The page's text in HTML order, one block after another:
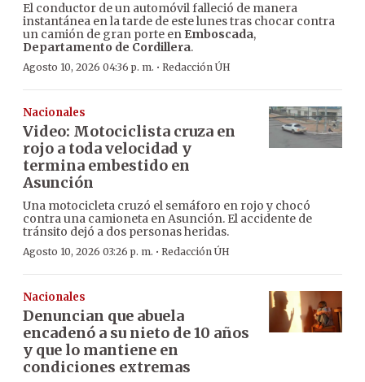
El conductor de un automóvil falleció de manera
instantánea en la tarde de este lunes tras chocar contra
un camión de gran porte en Emboscada,
Departamento de Cordillera.
Agosto 10, 2026 04:36 p. m. · Redacción ÚH
Nacionales
Video: Motociclista cruza en
rojo a toda velocidad y
termina embestido en
Asunción
Una motocicleta cruzó el semáforo en rojo y chocó
contra una camioneta en Asunción. El accidente de
tránsito dejó a dos personas heridas.
Agosto 10, 2026 03:26 p. m. · Redacción ÚH
Nacionales
Denuncian que abuela
encadenó a su nieto de 10 años
y que lo mantiene en
condiciones extremas